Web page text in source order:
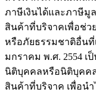
ภาษีเงินได้และภาษีมู
สินค้าที่บริจาคเพื่อช่ว
หรือภัยธรรมชาติอื่นที่
มกราคม พ.ศ. 2554
นิติบุคคลหรือนิติบุคค
สินค้าที่บริจาค เพื่อน